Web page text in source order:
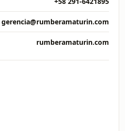
gerencia@rumberamaturin.com
rumberamaturin.com